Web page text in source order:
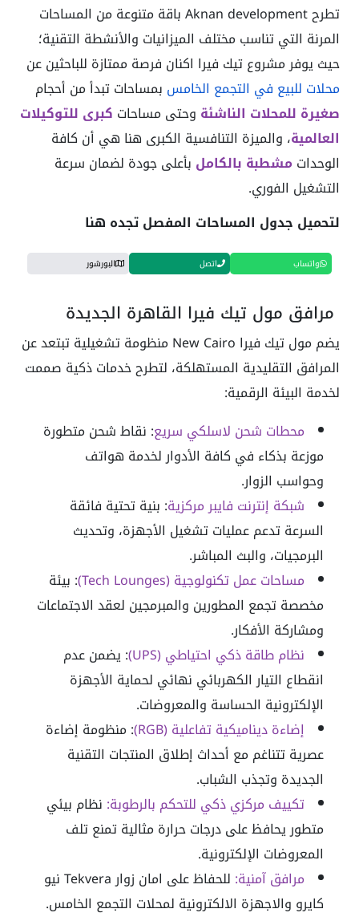
تطرح Aknan development باقة متنوعة من المساحات
المرنة التي تناسب مختلف الميزانيات والأنشطة التقنية؛
حيث يوفر مشروع تيك فيرا اكنان فرصة ممتازة للباحثين عن
محلات للبيع في التجمع الخامس بمساحات تبدأ من أحجام
صغيرة للمحلات الناشئة وحتى مساحات كبرى للتوكيلات
العالمية، والميزة التنافسية الكبرى هنا هي أن كافة
الوحدات مشطبة بالكامل بأعلى جودة لضمان سرعة
التشغيل الفوري.
لتحميل جدول المساحات المفصل تجده هنا
واتساب اتصل البورشور
مرافق مول تيك فيرا القاهرة الجديدة
يضم مول تيك فيرا New Cairo منظومة تشغيلية تبتعد عن
المرافق التقليدية المستهلكة، لتطرح خدمات ذكية صممت
لخدمة البيئة الرقمية:
محطات شحن لاسلكي سريع: نقاط شحن متطورة
موزعة بذكاء في كافة الأدوار لخدمة هواتف
وحواسب الزوار.
شبكة إنترنت فايبر مركزية: بنية تحتية فائقة
السرعة تدعم عمليات تشغيل الأجهزة، وتحديث
البرمجيات، والبث المباشر.
مساحات عمل تكنولوجية (Tech Lounges)
: بيئة
مخصصة تجمع المطورين والمبرمجين لعقد الاجتماعات
ومشاركة الأفكار.
نظام طاقة ذكي احتياطي (UPS)
: يضمن عدم
انقطاع التيار الكهربائي نهائي لحماية الأجهزة
الإلكترونية الحساسة والمعروضات.
إضاءة ديناميكية تفاعلية (RGB)
: منظومة إضاءة
عصرية تتناغم مع أحداث إطلاق المنتجات التقنية
الجديدة وتجذب الشباب.
تكييف مركزي ذكي للتحكم بالرطوبة: نظام بيئي
متطور يحافظ على درجات حرارة مثالية تمنع تلف
المعروضات الإلكترونية.
مرافق آمنية:
للحفاظ على امان زوار Tekvera نيو
كايرو والاجهزة الالكترونية لمحلات التجمع الخامس.